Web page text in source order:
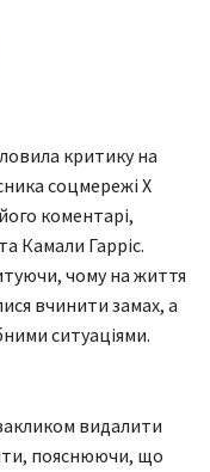
критику на
соцмережі Х
коментарі,
Камали Гарріс.
чому на життя
вчинити замах, а
ситуаціями.
видалити
пояснюючи, що